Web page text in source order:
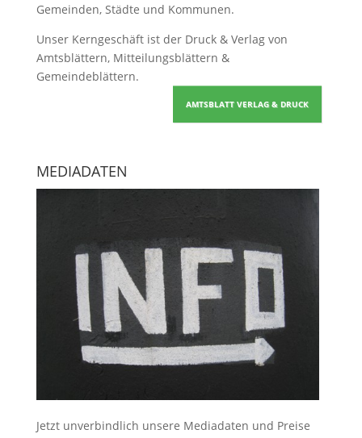
Gemeinden, Städte und Kommunen.
Unser Kerngeschäft ist der Druck & Verlag von
Amtsblättern, Mitteilungsblättern &
Gemeindeblättern.
AMTSBLATT VERLAG & DRUCK
MEDIADATEN
Jetzt unverbindlich unsere Mediadaten und Preise